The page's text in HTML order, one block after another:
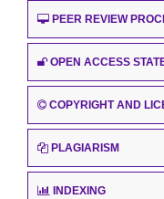
PEER REVIEW
OPEN ACCESS
COPYRIGHT AND
PLAGIARISM
INDEXING